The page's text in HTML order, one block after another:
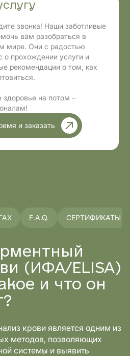
звонка! Наши заботливые
вам разобраться в
мире. Они с радостью
о прохождении услуги и
рекомендации о том, как
здоровье на потом –
и заказать
F.A.Q. СЕРТИФИКАТЫ
(ИФА/ELISA)
и что он
крови является одним из
методов, позволяющих
системы и выявить